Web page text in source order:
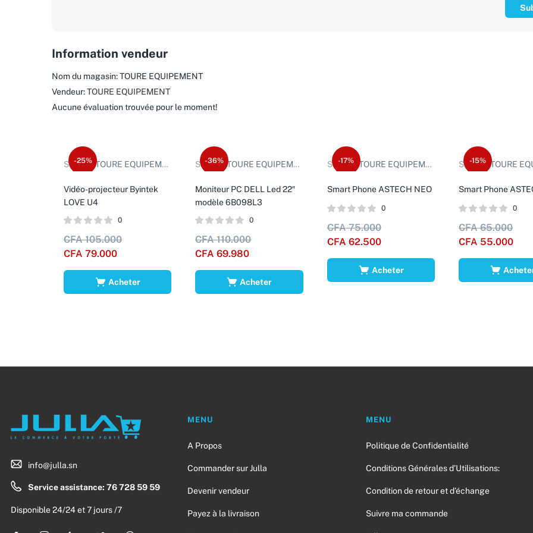
Information vendeur
Nom du magasin:TOURE EQUIPEMENT
Vendeur:TOURE EQUIPEMENT
Aucune évaluation trouvée pour le moment!
-25%
Sold by: TOURE EQUIPEMENT
Vidéo-projecteur Byintek
LOVE U4
0
CFA105.000
CFA 79.000
Acheter
-36%
Sold by:TOURE EQUIPEMENT
Moniteur PC DELL Led 22″
modèle 6B098L3
0
CFA110.000
CFA 69.980
Acheter
-17%
Sold by: TOURE EQUIPEMENT
Smart Phone ASTECH NEO
0
CFA75.000
CFA 62.500
Acheter
-15%
Sold by: TOURE
Smart Phone
0
CFA65.000
CFA 55.000
info@julla.sn
Service assistance: 76 728 59 59
Disponible 24/24 et 7 jours /7
MENU
A Propos
Commander sur Julla
Devenir vendeur
Payez à la livraison
MENU
Politique de Confidentialité
Conditions Générales d’Utilisations:
Condition de retour et d’échange
Suivre ma commande